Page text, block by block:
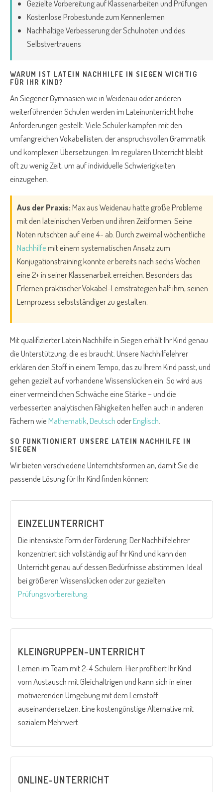
Gezielte Vorbereitung auf Klassenarbeiten und Prüfungen
Kostenlose Probestunde zum Kennenlernen
Nachhaltige Verbesserung der Schulnoten und des
Selbstvertrauens
WARUM IST LATEIN NACHHILFE IN SIEGEN WICHTIG
FÜR IHR KIND?
An Siegener Gymnasien wie in Weidenau oder anderen
weiterführenden Schulen werden im Lateinunterricht hohe
Anforderungen gestellt. Viele Schüler kämpfen mit den
umfangreichen Vokabellisten, der anspruchsvollen Grammatik
und komplexen Übersetzungen. Im regulären Unterricht bleibt
oft zu wenig Zeit, um auf individuelle Schwierigkeiten
einzugehen.
Aus der Praxis:Max aus Weidenau hatte große Probleme
mit den lateinischen Verben und ihren Zeitformen. Seine
Noten rutschten auf eine 4- ab. Durch zweimal wöchentliche
Nachhilfemit einem systematischen Ansatz zum
Konjugationstraining konnte er bereits nach sechs Wochen
eine 2+ in seiner Klassenarbeit erreichen. Besonders das
Erlernen praktischer Vokabel-Lernstrategien half ihm, seinen
Lernprozess selbstständiger zu gestalten.
Mit qualifizierter Latein Nachhilfe in Siegen erhält Ihr Kind genau
die Unterstützung, die es braucht. Unsere Nachhilfelehrer
erklären den Stoff in einem Tempo, das zu Ihrem Kind passt, und
gehen gezielt auf vorhandene Wissenslücken ein. So wird aus
einer vermeintlichen Schwäche eine Stärke – und die
verbesserten analytischen Fähigkeiten helfen auch in anderen
Fächern wieMathematik,DeutschoderEnglisch.
SO FUNKTIONIERT UNSERE LATEIN NACHHILFE IN
SIEGEN
Wir bieten verschiedene Unterrichtsformen an, damit Sie die
passende Lösung für Ihr Kind finden können:
EINZELUNTERRICHT
Die intensivste Form der Förderung: Der Nachhilfelehrer
konzentriert sich vollständig auf Ihr Kind und kann den
Unterricht genau auf dessen Bedürfnisse abstimmen. Ideal
bei größeren Wissenslücken oder zur gezielten
Prüfungsvorbereitung.
KLEINGRUPPEN-UNTERRICHT
Lernen im Team mit 2-4 Schülern: Hier profitiert Ihr Kind
vom Austausch mit Gleichaltrigen und kann sich in einer
motivierenden Umgebung mit dem Lernstoff
auseinandersetzen. Eine kostengünstige Alternative mit
sozialem Mehrwert.
ONLINE-UNTERRICHT